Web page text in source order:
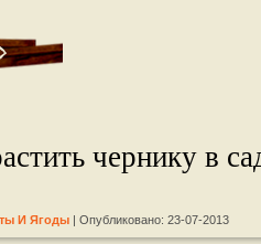
чернику в
И Ягоды | Опубликовано: 23-07-2013